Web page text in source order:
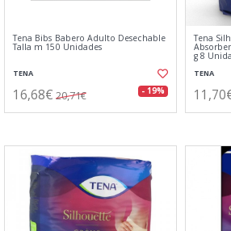
Tena Bibs Babero Adulto Desechable
Talla m 150 Unidades
TENA
16,68€ 20,71€ - 19%
Tena
g 8
TENA